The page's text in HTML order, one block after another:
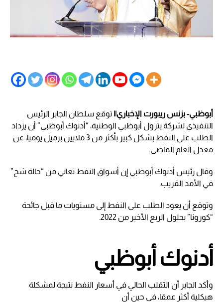
أبوظبي- بزنس ريبورت الإخباري|| توقع سلطان الجابر الرئيس
التنفيذي لشركة بترول أبوظبي الوطنية، “أدنوك أبوظبي” أن يزداد
الطلب على النفط بشكل كبير بأكثر من 3 ملايين برميل يوميا، عن
معدل العام الماضي.
وقال رئيس أدنوك أبوظبي إن أسواق النفط تعاني من “حالة شح”
في الأمد القريب.
وتوقع أن يعود الطلب على النفط إلى مستويات ما قبل جائحة
“كورونا” بحلول الربع الأخير من 2022.
أدنوك أبوظبي
وأكد الجابر أن التقلب الحالي في أسعار النفط نتيجة لمشكلة
هيكلية أكثر عمقا، في حين أن